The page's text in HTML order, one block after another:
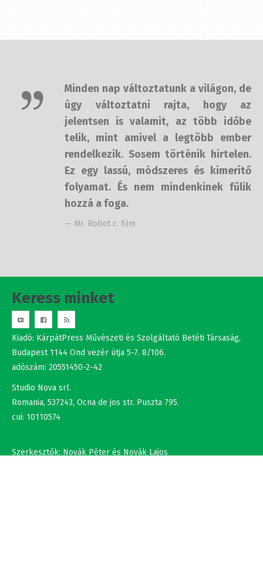
jelentsen is valamit, az több időbe
telik, mint amivel a legtöbb ember
rendelkezik. Sosem történik
hirtelen. Ez egy lassú, módszeres és
kimerítő folyamat. És nem
mindenkinek fűlik hozzá a foga.
— Mr. Robot c. film
Kiadó: KárpátPress Művészeti és Szolgáltató Betéti Társaság,
Budapest 1144 Ond vezér útja 5-7. 8/106.
adószám: 20551450-2-42
Studio Nova srl.
cui: 10110574
NÉV